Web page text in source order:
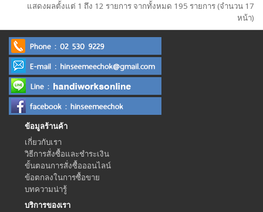
แสดงผลตั้งแต่ 1 ถึง 12 รายการ จากทั้งหมด 195 รายการ (จำนวน 17
หน้า)
ข้อมูลร้านค้า
เกี่ยวกับเรา
วิธีการสั่งซื้อและชำระเงิน
ขั้นตอนการสั่งซื้อออนไลน์
ข้อตกลงในการซื้อขาย
บทความน่ารู้
บริการของเรา